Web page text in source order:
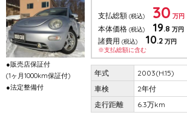
●販売店保証付
(1ヶ月1000km保証付)
●法定整備付
支払総額 (税込) 30 万円
本体価格 (税込) 19.8 万円
諸費用 (税込) 10.2 万円
※支払総額に含む
2003(H.15)
2年付
6.3万km